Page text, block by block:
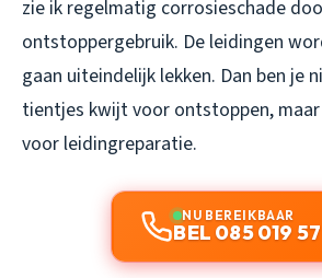
zie ik regelmatig corrosieschade
ontstoppergebruik. De leidingen
gaan uiteindelijk lekken. Dan ben je
tientjes kwijt voor ontstoppen, maar
voor leidingreparatie.
NU BEREIKBAAR
BEL 085 019